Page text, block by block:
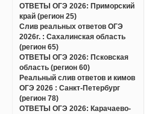
ОТВЕТЫ ОГЭ 2026: Приморский
край (регион 25)
Слив реальных ответов ОГЭ
2026г. : Сахалинская область
(регион 65)
ОТВЕТЫ ОГЭ 2026: Псковская
область (регион 60)
Реальный слив ответов и кимов
ОГЭ 2026 : Санкт-Петербург
(регион 78)
ОТВЕТЫ ОГЭ 2026: Карачаево-